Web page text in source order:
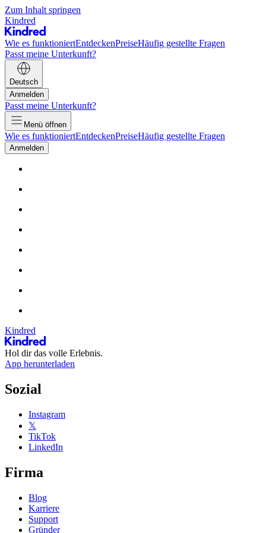
Zum Inhalt springen
Kindred
Wie es funktioniertEntdeckenPreiseHäufig gestellte Fragen
Passt meine Unterkunft?
Deutsch
Anmelden
Passt meine Unterkunft?
Menü öffnen
Wie es funktioniertEntdeckenPreiseHäufig gestellte Fragen
Anmelden
Kindred
Hol dir das volle Erlebnis.
App herunterladen
Sozial
Instagram
𝕏
TikTok
LinkedIn
Firma
Blog
Karriere
Support
Gründer